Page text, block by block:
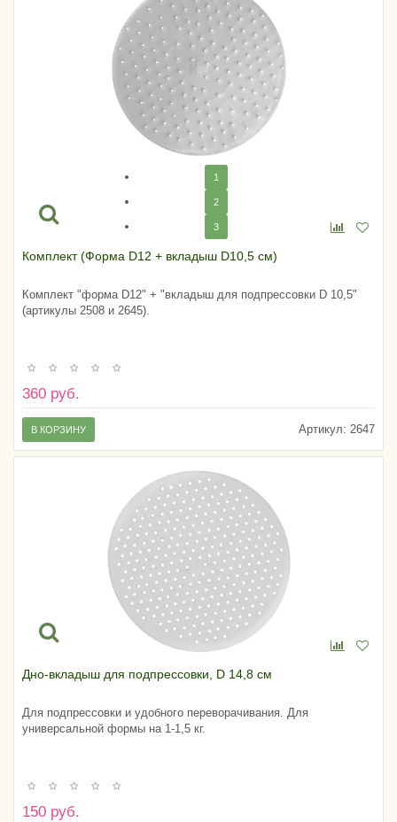
1
2
3
Комплект (Форма D12 + вкладыш D10,5 см)
Комплект "форма D12" + "вкладыш для подпрессовки D 10,5"
(артикулы 2508 и 2645).
360 руб.
Артикул: 2647
В КОРЗИНУ
Дно-вкладыш для подпрессовки, D 14,8 см
Для подпрессовки и удобного переворачивания. Для
универсальной формы на 1-1,5 кг.
150 руб.